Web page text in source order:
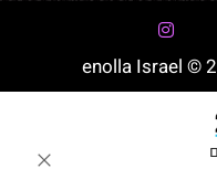
enolla Israel ©